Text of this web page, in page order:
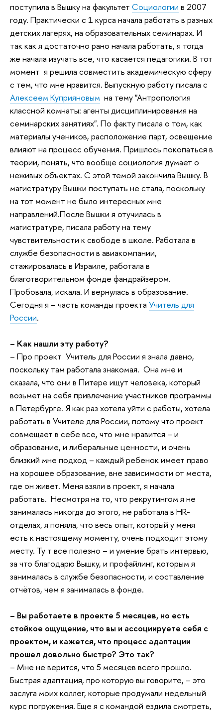
поступила в Вышку на факультет Социологии в 2007
году. Практически с 1 курса начала работать в разных
детских лагерях, на образовательных семинарах. И
так как я достаточно рано начала работать, я тогда
же начала изучать все, что касается педагогики. В тот
момент я решила совместить академическую сферу
с тем, что мне нравится. Выпускную работу писала с
Алексеем Куприяновым на тему "Антропология
классной комнаты: агенты дисциплинирования на
семинарских занятиях". По факту писала о том, как
материалы учеников, расположение парт, освещение
влияют на процесс обучения. Пришлось покопаться в
теории, понять, что вообще социология думает о
неживых объектах. С этой темой закончила Вышку. В
магистратуру Вышки поступать не стала, поскольку
на тот момент не было интересных мне
направлений.После Вышки я отучилась в
магистратуре, писала работу на тему
чувствительности к свободе в школе. Работала в
службе безопасности в авиакомпании,
стажировалась в Израиле, работала в
благотворительном фонде фандрайзером.
Пробовала, искала. И вернулась в образование.
Сегодня я – часть команды проекта Учитель для
России.
– Как нашли эту работу?
– Про проект Учитель для России я знала давно,
поскольку там работала знакомая. Она мне и
сказала, что они в Питере ищут человека, который
возьмет на себя привлечение участников программы
в Петербурге. Я как раз хотела уйти с работы, хотела
работать в Учителе для России, потому что проект
совмещает в себе все, что мне нравится – и
образование, и либеральные ценности, и очень
близкий мне подход – каждый ребенок имеет право
на хорошее образование, вне зависимости от места,
где он живет. Меня взяли в проект, я начала
работать. Несмотря на то, что рекрутингом я не
занималась никогда до этого, не работала в HR-
отделах, я поняла, что весь опыт, который у меня
есть к настоящему моменту, очень подходит этому
месту. Ту т все полезно – и умение брать интервью,
за что благодарю Вышку, и профайлинг, которым я
занималась в службе безопасности, и составление
отчётов, чем я занималась в фонде.
– Вы работаете в проекте 5 месяцев, но есть
стойкое ощущение, что вы и ассоциируете себя с
проектом, и кажется, что процесс адаптации
прошел довольно быстро? Это так?
– Мне не верится, что 5 месяцев всего прошло.
Быстрая адаптация, про которую вы говорите, – это
заслуга моих коллег, которые продумали недельный
курс погружения. Еще я с командой ездила смотреть,